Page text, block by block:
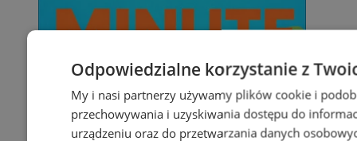
Odpowiedzialne korzystanie z
My i nasi partnerzy używamy plików cookie i
przechowywania i uzyskiwania dostępu do
urządzeniu oraz do przetwarzania danych